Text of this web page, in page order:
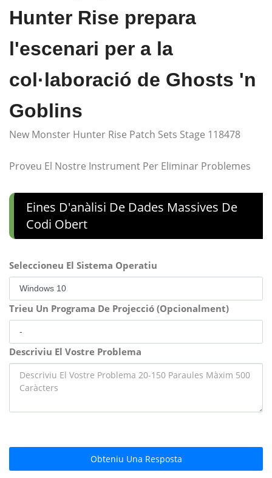
Hunter Rise prepara
l'escenari per a la
col·laboració de Ghosts 'n
Goblins
New Monster Hunter Rise Patch Sets Stage 118478
Proveu El Nostre Instrument Per Eliminar Problemes
Eines D'anàlisi De Dades Massives De
Codi Obert
Seleccioneu El Sistema Operatiu
Trieu Un Programa De Projecció (Opcionalment)
Descriviu El Vostre Problema
Obteniu Una Resposta